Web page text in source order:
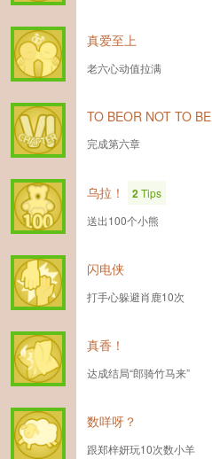
真爱至上
老六心动值拉满
TO BEOR NOT TO BE
完成第六章
乌拉！ 2Tips
送出100个小熊
闪电侠
打手心躲避肖鹿10次
真香！
达成结局“郎骑竹马来”
数咩呀？
跟郑梓妍玩10次数小羊